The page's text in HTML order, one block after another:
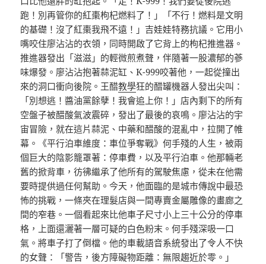
跑！別再管你的紅棗枸杞燃料了！」「不行！燃料是文明
的基礎！沒了紅棗我飛不遠！」吉娃娃特務抗議。它用小
嘴咬住廖沾沾的衣領，同時開啟了它背上的枸杞推進器。
推進器發出「滋滋」的輕微煎煮聲，伴隨著一股濃郁的蔘
味爆發。廖沾沾抱著蒜泥缸、K-999咬著他，一起從撞出
來的洞口衝向後院。王醋教學狂的醋罐機器人發出尖叫：
「別想逃！醬油黨餘孽！我會追上你！」店內剩下的所有
空盤子被醋酸氣波震碎，發出了最後的哀鳴。廖沾沾的宇
宙冒險，就在這片蒜泥、中藥和醋酸的混亂中，拉開了帷
幕。《平行泊車維度：車位爭奪戰》何手殘的人生，被兩
個巨大的陰影籠罩著：停車費，以及平行泊車。他那輛老
舊的掀背車，彷彿繼承了他所有的駕駛焦慮，從未在他需
要時提供過任何幫助。今天，他面臨的是城市傳說中最恐
怖的挑戰，一條夾在理髮店與一間專賣金屬雕像的畫廊之
間的窄巷。一個看起來比他車子尺寸小上三十公分的停車
格，上面還灑著一層可疑的白色粉末。何手殘深吸一口
氣。將車子打了倒檔。他的車載語音系統發出了令人不快
的女聲：「警告，後方障礙物距離：無限趨近於零。」